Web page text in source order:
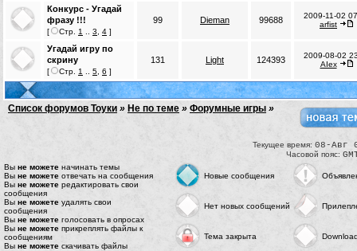
Конкурс - Угадай
фразу !!!
[ Стр. 1 3 4 ]
99 Dieman 99688
2009-11-02
arfist
Угадай игру по
скрину
[ Стр. 1 5 6 ]
131 Light 124393
2009-08-02
AIex
Список форумов Тоуки » Не по теме » Форумные игры »
Текущее время: 08-Авг
Часовой пояс:
Вы не можете начинать темы
Вы не можете отвечать на сообщения
Вы не можете редактировать свои
сообщения
Вы не можете удалять свои
сообщения
Вы не можете голосовать в опросах
Вы не можете прикреплять файлы к
сообщениям
Вы не можете скачивать файлы
Новые сообщения
Нет новых сообщений
Тема закрыта